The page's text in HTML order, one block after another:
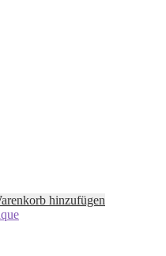
hinzufügen